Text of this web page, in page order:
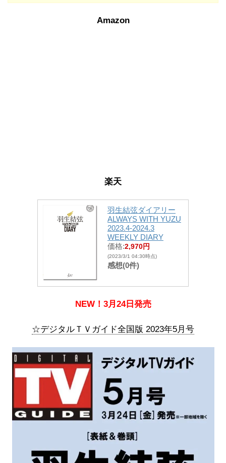
Amazon
楽天
羽生結弦ダイアリー
ALWAYS WITH YUZU
2023.4-2024.3
WEEKLY DIARY
価格:2,970円
(2023/3/1 04:30時点)
感想(0件)
NEW！3月24日発売
☆デジタルＴＶガイド全国版 2023年5月号